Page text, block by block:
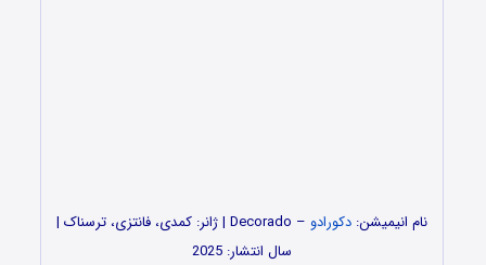
نام انیمیشن: دکورادو
– Decorado | ژانر: کمدی، فانتزی، ترسناک |
سال انتشار: 2025